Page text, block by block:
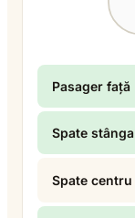
Pasager față
Spate stânga
Spate centru